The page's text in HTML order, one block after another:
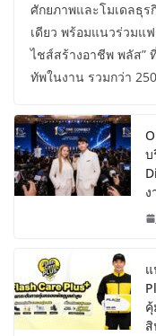
ศักยภาพและโมเดลธุร
เดียว พร้อมแนวร่วมแ
ไชส์สร้างอาชีพ พลัส”
ทัพในงาน รวมกว่า
บ
แ